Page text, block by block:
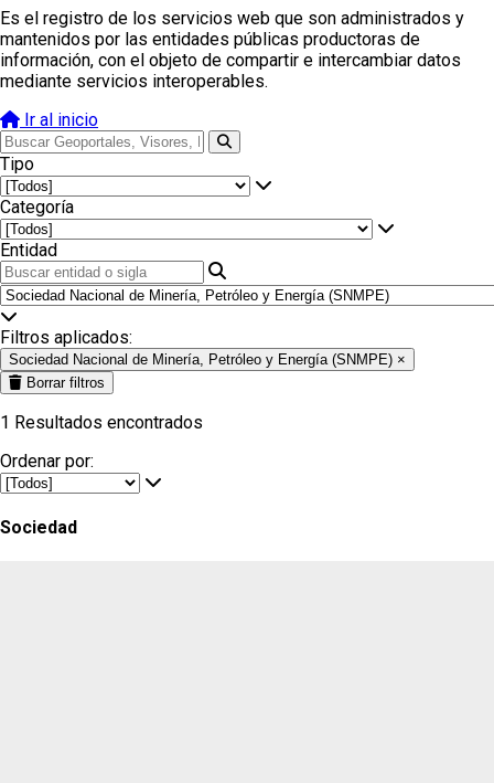
Es el registro de los servicios web que son administrados y
mantenidos por las entidades públicas productoras de
información, con el objeto de compartir e intercambiar datos
mediante servicios interoperables.
Ir al inicio
Tipo
Categoría
Entidad
Filtros aplicados:
Sociedad Nacional de Minería, Petróleo y Energía (SNMPE) ×
Borrar filtros
1 Resultados encontrados
Ordenar por:
Sociedad